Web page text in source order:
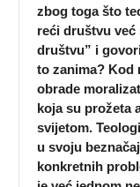
zbog toga što
reći društvu već
društvu” i
to zanima? Kod
obrade
koja su prožeta
svijetom.
u svoju
konkretnih